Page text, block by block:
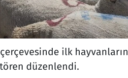
ilk hayvanların
düzenlendi.